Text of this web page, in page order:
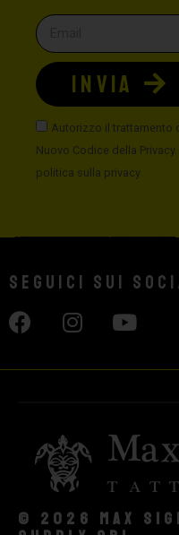
Autorizzo il trattamento
Nuovo Codice della
politica sulla privacy
INVIA
Seguici sui
© 2026 Max